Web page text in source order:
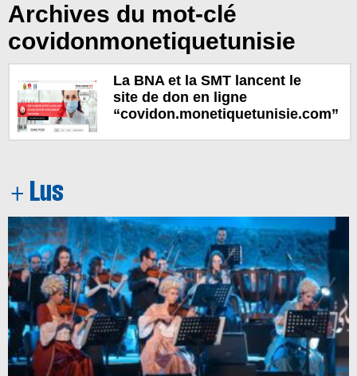
Archives du mot-clé
covidonmonetiquetunisie
La BNA et la SMT lancent le
site de don en ligne
“covidon.monetiquetunisie.com”